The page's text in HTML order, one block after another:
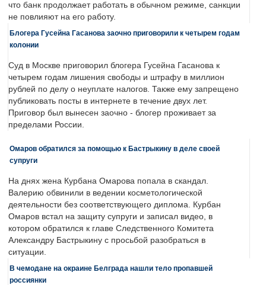
что банк продолжает работать в обычном режиме, санкции
не повлияют на его работу.
Блогера Гусейна Гасанова заочно приговорили к четырем годам
колонии
Суд в Москве приговорил блогера Гусейна Гасанова к
четырем годам лишения свободы и штрафу в миллион
рублей по делу о неуплате налогов. Также ему запрещено
публиковать посты в интернете в течение двух лет.
Приговор был вынесен заочно - блогер проживает за
пределами России.
Омаров обратился за помощью к Бастрыкину в деле своей
супруги
На днях жена Курбана Омарова попала в скандал.
Валерию обвинили в ведении косметологической
деятельности без соответствующего диплома. Курбан
Омаров встал на защиту супруги и записал видео, в
котором обратился к главе Следственного Комитета
Александру Бастрыкину с просьбой разобраться в
ситуации.
В чемодане на окраине Белграда нашли тело пропавшей
россиянки